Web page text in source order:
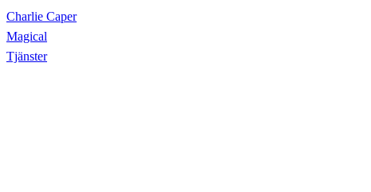
Charlie Caper
Magical
Tjänster